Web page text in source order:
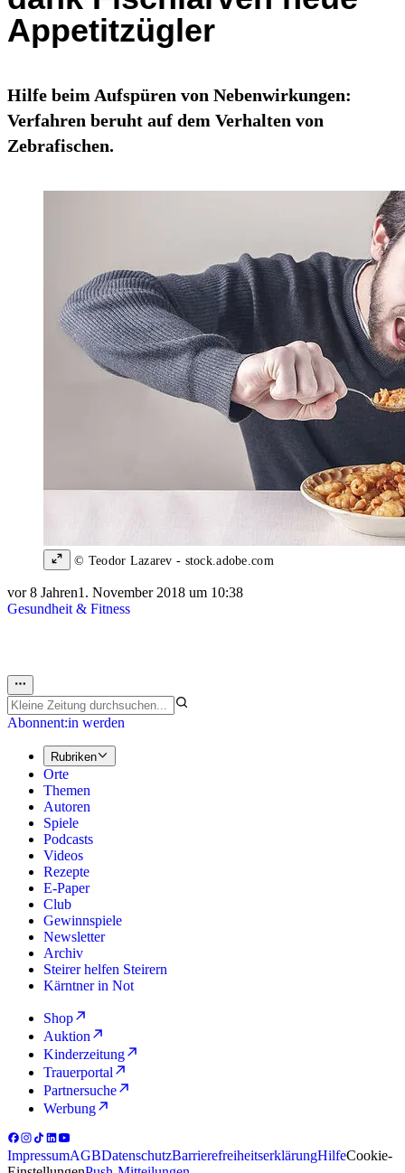
Appetitzügler
Hilfe beim Aufspüren von Nebenwirkungen:
Verfahren beruht auf dem Verhalten von
Zebrafischen.
© Teodor Lazarev - stock.adobe.com
vor 8 Jahren1. November 2018 um 10:38
Gesundheit & Fitness
Abonnent:in werden
Rubriken
Orte
Themen
Autoren
Spiele
Podcasts
Videos
Rezepte
E-Paper
Club
Gewinnspiele
Newsletter
Archiv
Steirer helfen Steirern
Kärntner in Not
Shop
Auktion
Kinderzeitung
Trauerportal
Partnersuche
Werbung
ImpressumAGBDatenschutzBarrierefreiheitserklärungHilfeCookie-